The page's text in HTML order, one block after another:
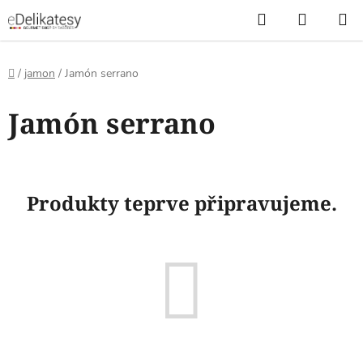
na
obsah
Hledat
KOŠÍK
Domů
/ jamon / Jamón serrano
Jamón serrano
Produkty teprve připravujeme.